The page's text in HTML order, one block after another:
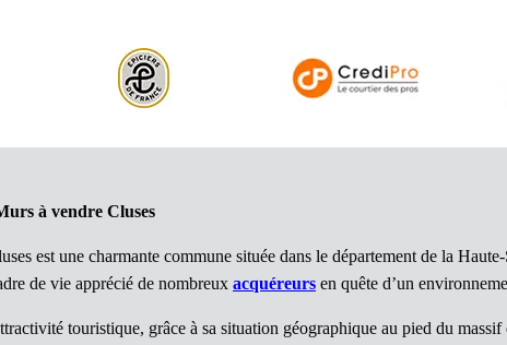
à vendre Cluses
est une charmante commune située dans le département de la
de vie apprécié de nombreux acquéreurs en quête d’un
touristique, grâce à sa situation géographique au pied du